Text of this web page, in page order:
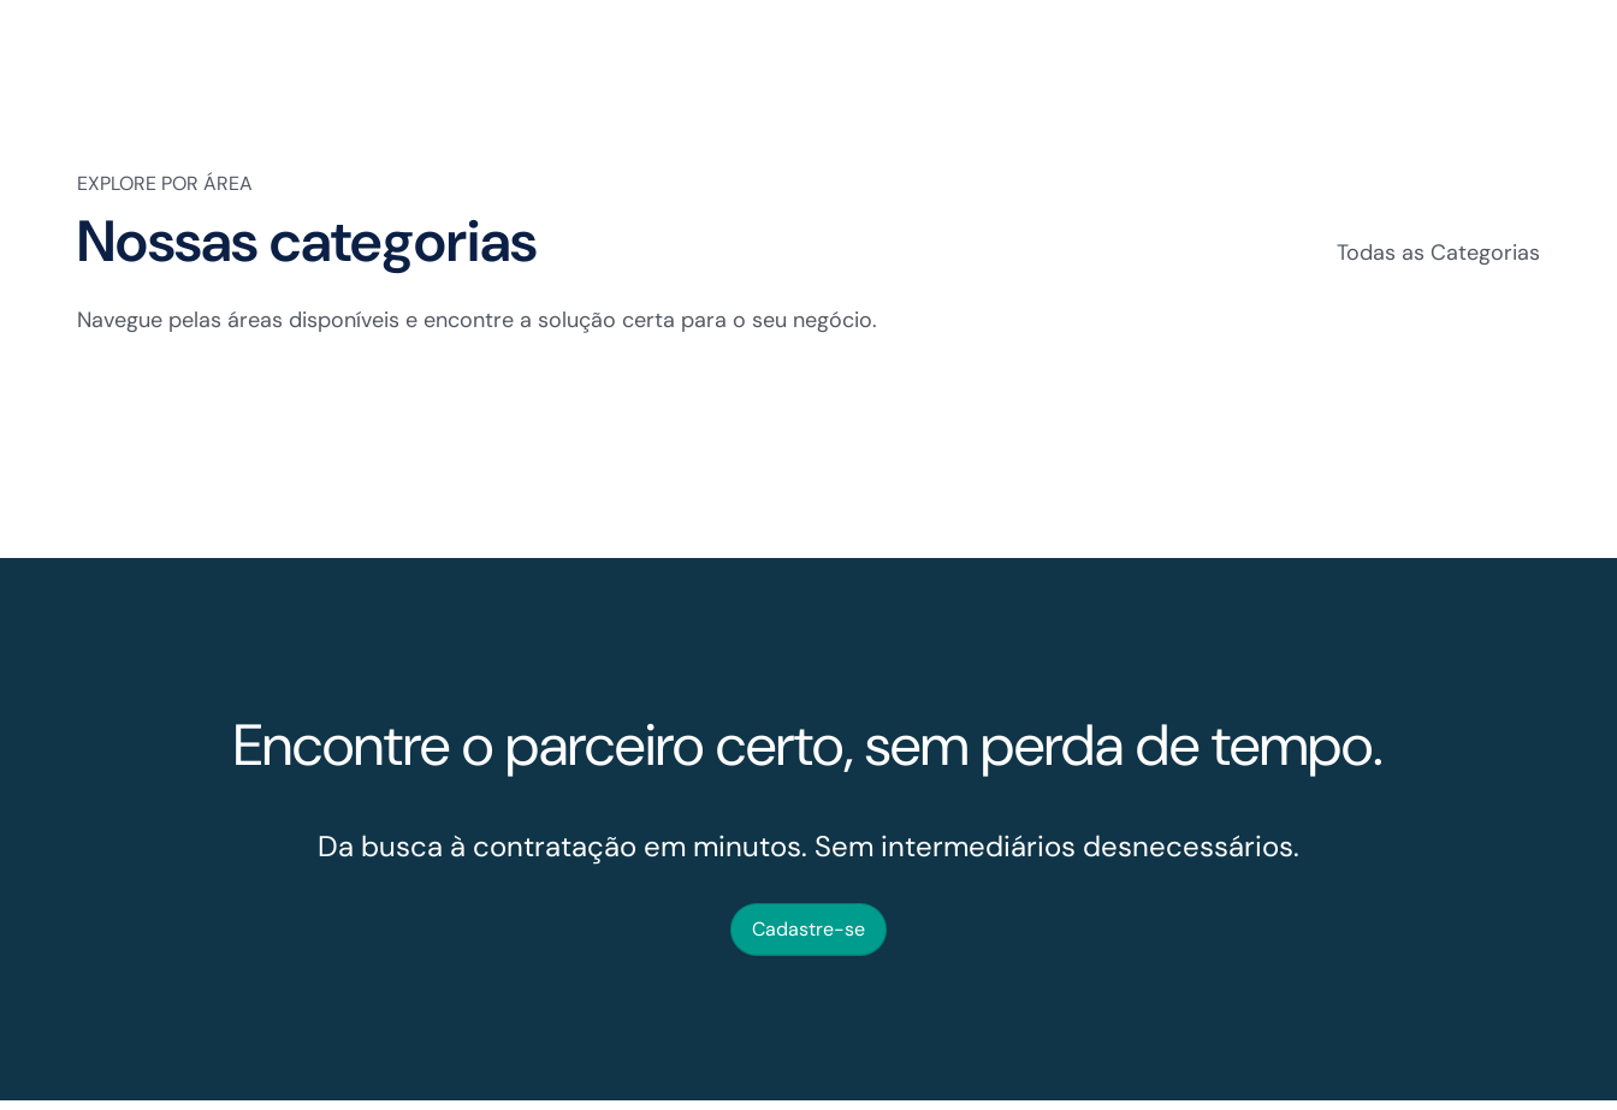
EXPLORE POR ÁREA
Nossas categorias
Navegue pelas áreas disponíveis e encontre a solução certa para o seu negócio.
Todas as Categorias
Encontre o parceiro certo, sem perda de tempo.
Da busca à contratação em minutos. Sem intermediários desnecessários.
Cadastre-se